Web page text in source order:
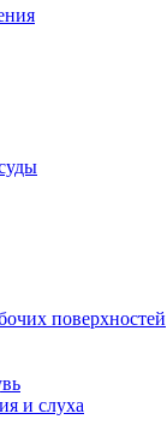
поверхностей
и слуха